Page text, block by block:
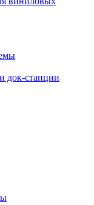
док-станции